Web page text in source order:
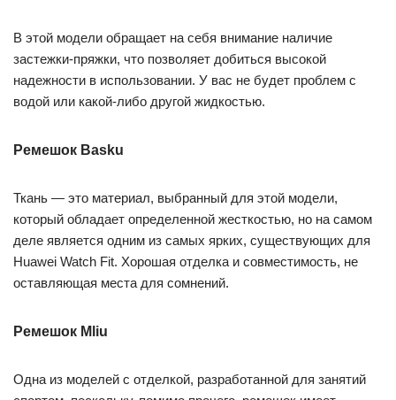
В этой модели обращает на себя внимание наличие
застежки-пряжки, что позволяет добиться высокой
надежности в использовании. У вас не будет проблем с
водой или какой-либо другой жидкостью.
Ремешок Basku
Ткань — это материал, выбранный для этой модели,
который обладает определенной жесткостью, но на самом
деле является одним из самых ярких, существующих для
Huawei Watch Fit. Хорошая отделка и совместимость, не
оставляющая места для сомнений.
Ремешок Mliu
Одна из моделей с отделкой, разработанной для занятий